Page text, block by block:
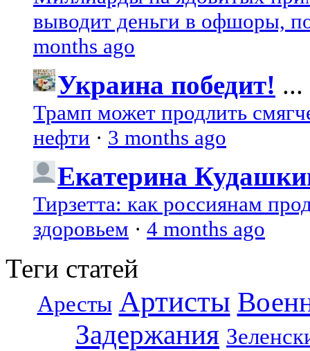
выводит деньги в офшоры,
months ago
Украина победит! ...
Трамп может продлить
нефти · 3 months ago
Екатерина
Тирзетта: как россиянам
здоровьем · 4 months ago
Теги статей
Аресты Артисты
Задержания